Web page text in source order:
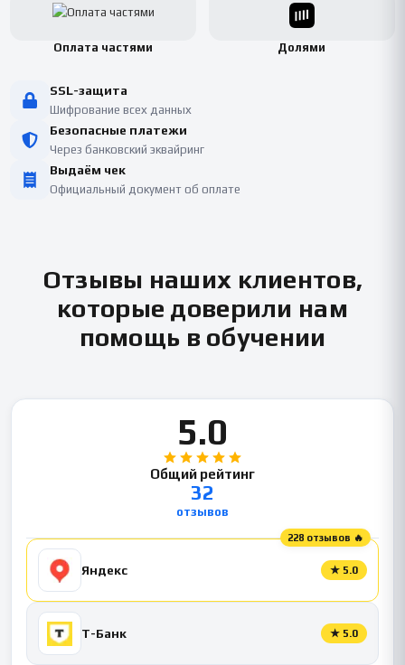
Оплата частями Долями
SSL-защита
Шифрование всех данных
Безопасные платежи
Через банковский эквайринг
Выдаём чек
Официальный документ об оплате
Отзывы наших клиентов,
которые доверили нам
помощь в обучении
5.0
Общий рейтинг
32
отзывов
228 отзывов 🔥
Яндекс ★ 5.0
Т-Банк ★ 5.0